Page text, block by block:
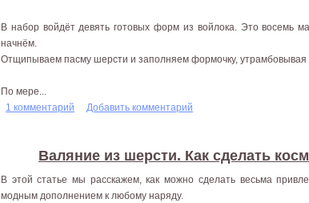
В набор войдёт девять готовых форм из войлока. Это восемь
начнём.
Отщипываем пасму шерсти и заполняем формочку, утрамбовывая
По мере...
1 комментарий
Добавить комментарий
Валяние из шерсти. Как сделать
В этой статье мы расскажем, как можно сделать весьма
модным дополнением к любому наряду.